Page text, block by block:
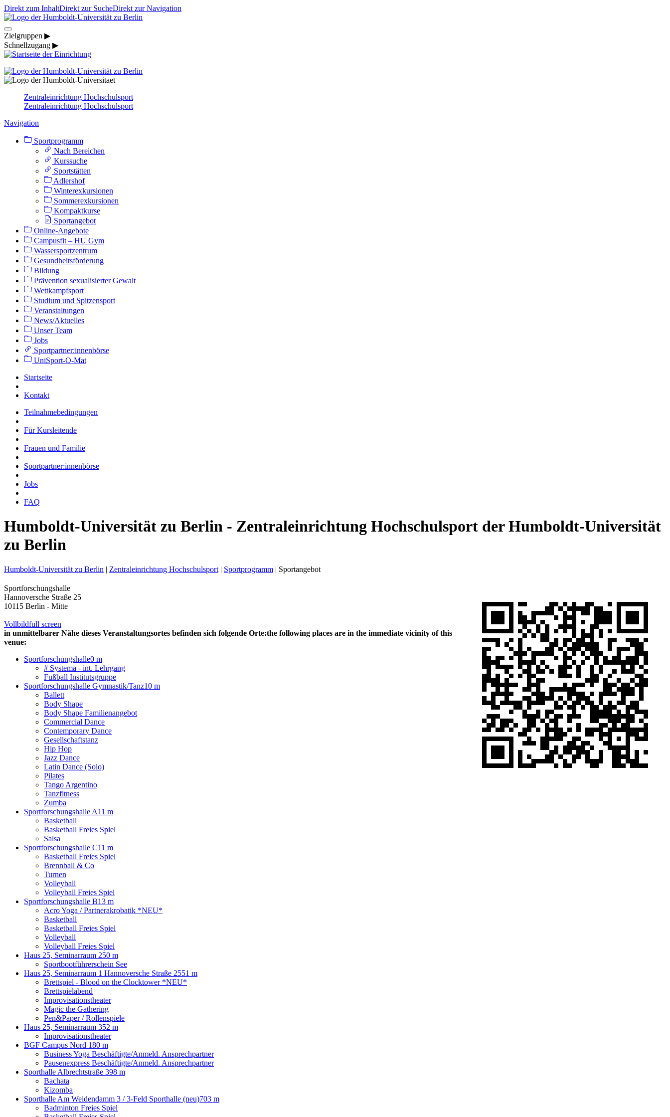
Direkt zum InhaltDirekt zur SucheDirekt zur Navigation
Zielgruppen ▶
Schnellzugang ▶
Zentraleinrichtung Hochschulsport
Zentraleinrichtung Hochschulsport
Navigation
Sportprogramm
Nach Bereichen
Kurssuche
Sportstätten
Adlershof
Winterexkursionen
Sommerexkursionen
Kompaktkurse
Sportangebot
Online-Angebote
Campusfit – HU Gym
Wassersportzentrum
Gesundheitsförderung
Bildung
Prävention sexualisierter Gewalt
Wettkampfsport
Studium und Spitzensport
Veranstaltungen
News/Aktuelles
Unser Team
Jobs
Sportpartner:innenbörse
UniSport-O-Mat
Startseite
Kontakt
Teilnahmebedingungen
Für Kursleitende
Frauen und Familie
Sportpartner:innenbörse
Jobs
FAQ
Humboldt-Universität zu Berlin - Zentraleinrichtung Hochschulsport der Humboldt-Universität
zu Berlin
Humboldt-Universität zu Berlin | Zentraleinrichtung Hochschulsport | Sportprogramm | Sportangebot
Sportforschungshalle
Hannoversche Straße 25
10115 Berlin - Mitte
Vollbildfull screen
in unmittelbarer Nähe dieses Veranstaltungsortes befinden sich folgende Orte:the following places are in the immediate vicinity of this
venue:
Sportforschungshalle0 m
# Systema - int. Lehrgang
Fußball Institutsgruppe
Sportforschungshalle Gymnastik/Tanz10 m
Ballett
Body Shape
Body Shape Familienangebot
Commercial Dance
Contemporary Dance
Gesellschaftstanz
Hip Hop
Jazz Dance
Latin Dance (Solo)
Pilates
Tango Argentino
Tanzfitness
Zumba
Sportforschungshalle A11 m
Basketball
Basketball Freies Spiel
Salsa
Sportforschungshalle C11 m
Basketball Freies Spiel
Brennball & Co
Turnen
Volleyball
Volleyball Freies Spiel
Sportforschungshalle B13 m
Acro Yoga / Partnerakrobatik *NEU*
Basketball
Basketball Freies Spiel
Volleyball
Volleyball Freies Spiel
Haus 25, Seminarraum 250 m
Sportbootführerschein See
Haus 25, Seminarraum 1 Hannoversche Straße 2551 m
Brettspiel - Blood on the Clocktower *NEU*
Brettspielabend
Improvisationstheater
Magic the Gathering
Pen&Paper / Rollenspiele
Haus 25, Seminarraum 352 m
Improvisationstheater
BGF Campus Nord 180 m
Business Yoga Beschäftigte/Anmeld. Ansprechpartner
Pausenexpress Beschäftigte/Anmeld. Ansprechpartner
Sporthalle Albrechtstraße 398 m
Bachata
Kizomba
Sporthalle Am Weidendamm 3 / 3-Feld Sporthalle (neu)703 m
Badminton Freies Spiel